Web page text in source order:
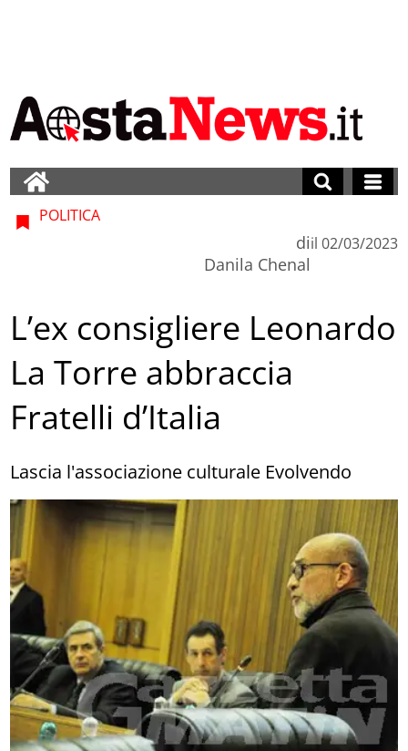
POLITICA
di
Danila Chenal
il 02/03/2023
L’ex consigliere Leonardo
La Torre abbraccia
Fratelli d’Italia
Lascia l'associazione culturale Evolvendo